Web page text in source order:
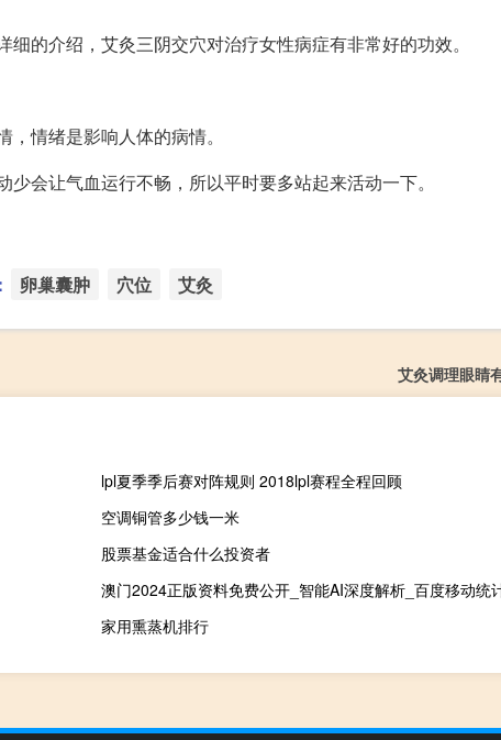
的介绍，艾灸三阴交穴对治疗女性病症有非常好的功效。
情绪是影响人体的病情。
会让气血运行不畅，所以平时要多站起来活动一下。
卵巢囊肿 穴位 艾灸
艾灸调理眼睛
lpl夏季季后赛对阵规则 2018lpl赛程全程回顾
空调铜管多少钱一米
股票基金适合什么投资者
澳门2024正版资料免费公开_智能AI深度解析_百度移动统
家用熏蒸机排行